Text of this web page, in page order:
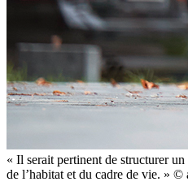
« Il serait pertinent de structurer
de l’habitat et du cadre de vie. »